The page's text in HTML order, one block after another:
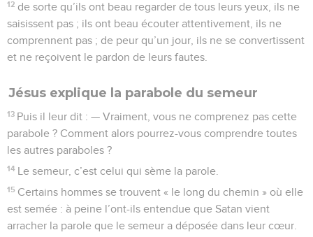
12 de sorte qu’ils ont beau regarder de tous leurs yeux, ils ne
saisissent pas ; ils ont beau écouter attentivement, ils ne
comprennent pas ; de peur qu’un jour, ils ne se convertissent
et ne reçoivent le pardon de leurs fautes.
Jésus explique la parabole du semeur
13 Puis il leur dit : — Vraiment, vous ne comprenez pas cette
parabole ? Comment alors pourrez-vous comprendre toutes
les autres paraboles ?
14 Le semeur, c’est celui qui sème la parole.
15 Certains hommes se trouvent « le long du chemin » où elle
est semée : à peine l’ont-ils entendue que Satan vient
arracher la parole que le semeur a déposée dans leur cœur.